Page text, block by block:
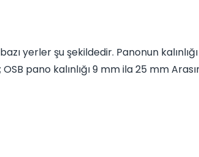
yerler şu şekildedir. Panonun
pano kalınlığı 9 mm ila 25 mm